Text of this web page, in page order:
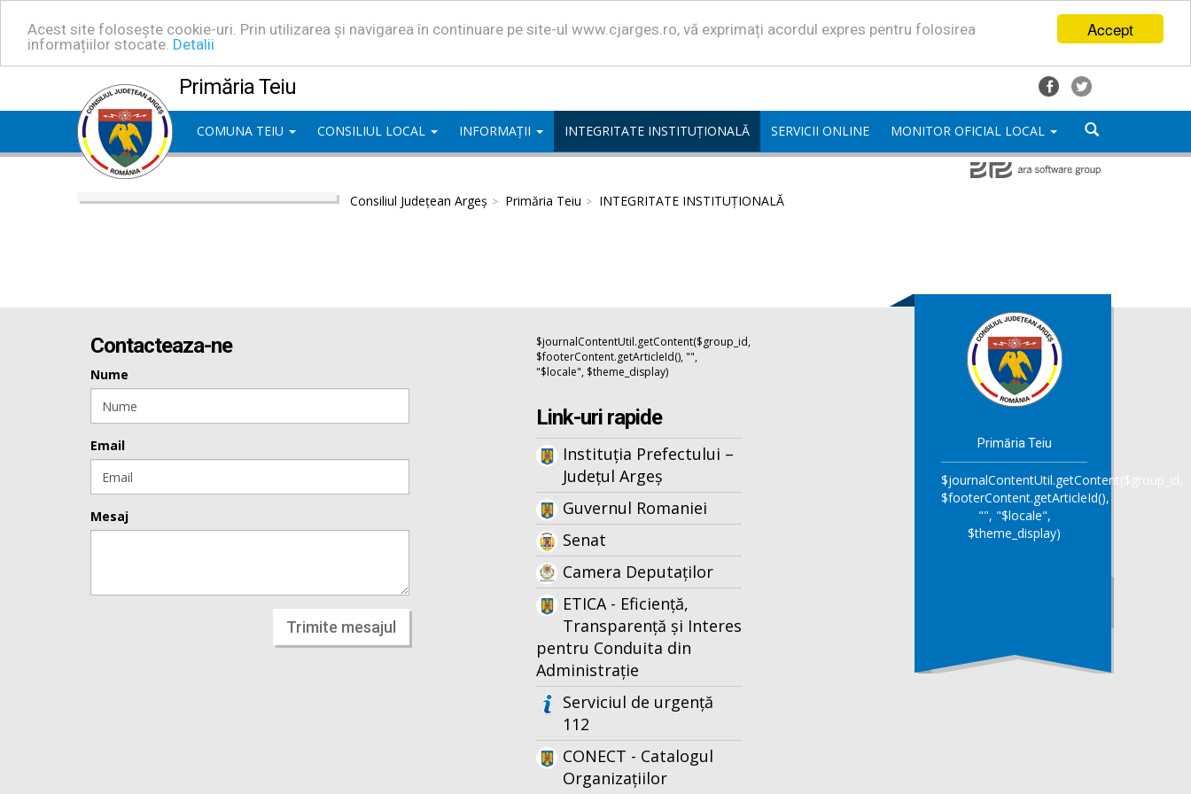
Accept
Acest site folosește cookie-uri. Prin utilizarea și navigarea în continuare pe site-ul www.cjarges.ro, vă exprimați acordul expres pentru folosirea
informațiilor stocate. Detalii
Primăria Teiu
COMUNA TEIU CONSILIUL LOCAL INFORMAȚII INTEGRITATE INSTITUȚIONALĂ SERVICII ONLINE MONITOR OFICIAL LOCAL
Consiliul Județean Argeș Primăria Teiu INTEGRITATE INSTITUȚIONALĂ
Contacteaza-ne
Nume
Email
Mesaj
Trimite mesajul
$journalContentUtil.getContent($group_id,
$footerContent.getArticleId(), "",
"$locale", $theme_display)
Link-uri rapide
Instituția Prefectului –
Județul Argeș
Guvernul Romaniei
Senat
Camera Deputaților
ETICA - Eficiență,
Transparență și Interes
pentru Conduita din
Administrație
Serviciul de urgență
112
CONECT - Catalogul
Organizațiilor
Primăria Teiu
$journalContentUtil.getContent($group_id,
$footerContent.getArticleId(),
"", "$locale",
$theme_display)